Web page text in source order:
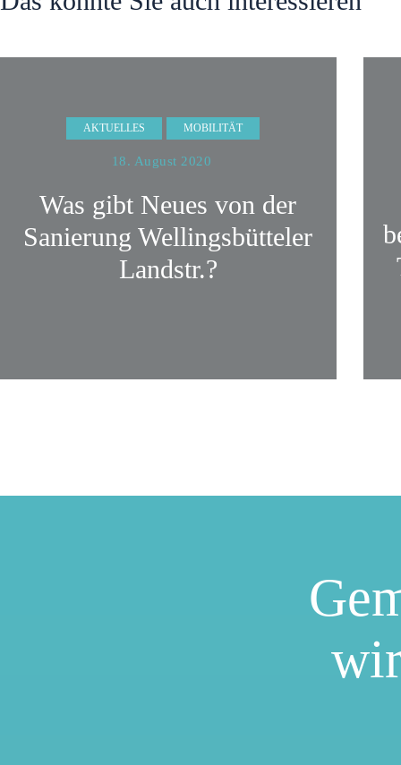
AKTUELLES MOBILITÄT
18. August 2020
Was gibt Neues von der
Sanierung Wellingsbütteler
Landstr.?